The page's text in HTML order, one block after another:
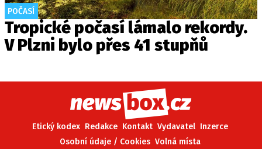
POČASÍ
Tropické počasí lámalo rekordy.
V Plzni bylo přes 41 stupňů
Etický kodex Redakce Kontakt Vydavatel Inzerce
Osobní údaje / Cookies Volná místa